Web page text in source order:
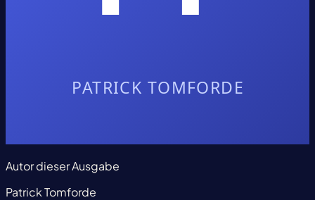
Autor dieser Ausgabe
Patrick Tomforde